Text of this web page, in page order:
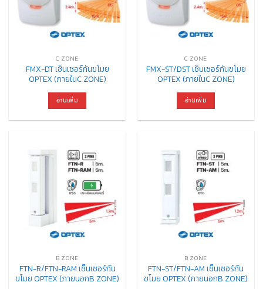
C ZONE
FMX-DT เซ็นเซอร์กันขโมย
OPTEX (ภายในC ZONE)
อ่านเพิ่ม
C ZONE
FMX-ST/DST เซ็นเซอร์กันขโมย
OPTEX (ภายในC ZONE)
อ่านเพิ่ม
B ZONE
FTN-R/FTN-RAM เซ็นเซอร์กัน
ขโมย OPTEX (ภายนอกB ZONE)
B ZONE
FTN-ST/FTN-AM เซ็นเซอร์กัน
ขโมย OPTEX (ภายนอกB ZONE)